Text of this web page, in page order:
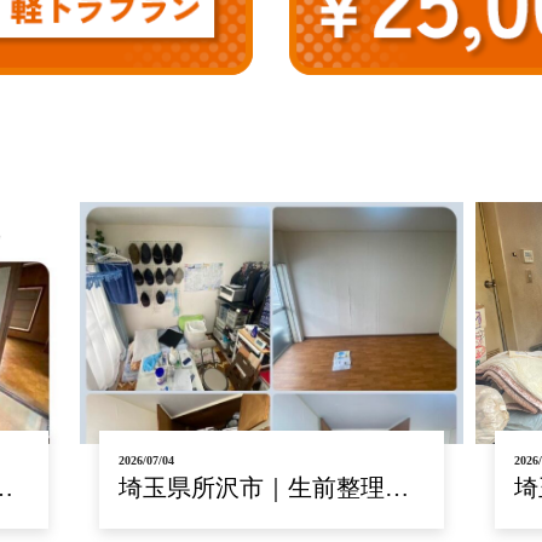
2026/06/30
埼玉県朝霞市｜遺品整理…